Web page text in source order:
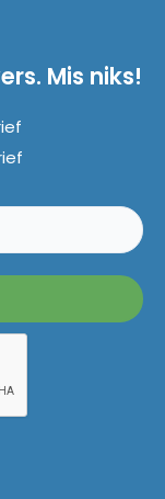
Mis niks!